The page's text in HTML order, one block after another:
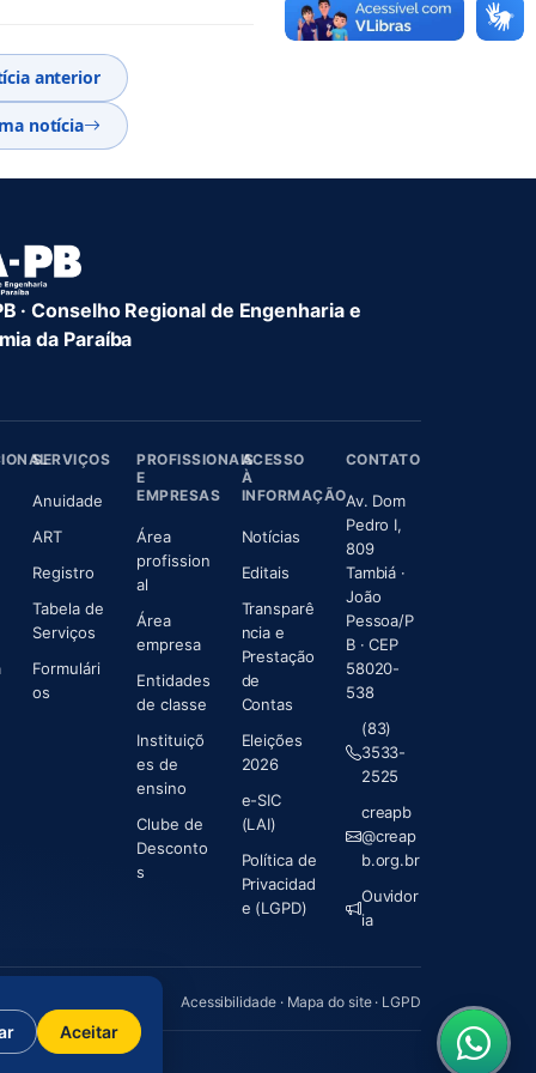
anterior
notícia
· Conselho Regional de Engenharia e
da Paraíba
nova aba)
SERVIÇOS
Anuidade(abre em nova aba)
ART(abre em nova aba)
Registro
Tabela de
Serviços
Formulári
os
PROFISSIONAIS
E
EMPRESAS
Área
profission
al
Área
empresa
Entidades
de classe
Instituiçõ
es de
ensino
Clube de
Desconto
s
ACESSO
À
INFORMAÇÃO
Notícias
Editais
Transparê
ncia e
Prestação
de
Contas (abre em nova aba)
Eleições
2026
e-SIC
(LAI)
Política de
Privacidad
e (LGPD)
CONTATO
Av. Dom
Pedro I,
809
Tambiá ·
João
Pessoa/P
B · CEP
58020-
538
(83)
3533-
2525
creapb
@creap
b.org.br
Ouvidor
ia
Acessibilidade· Mapa do site· LGPD
Aceitar